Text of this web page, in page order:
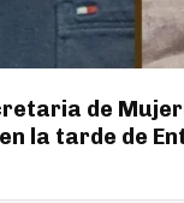
de
la tarde de